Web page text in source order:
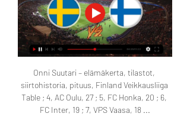
Onni Suutari – elämäkerta, tilastot,
siirtohistoria, pituus, Finland Veikkausliiga
Table ; 4, AC Oulu, 27 ; 5, FC Honka, 20 ; 6,
FC Inter, 19 ; 7, VPS Vaasa, 18 ...